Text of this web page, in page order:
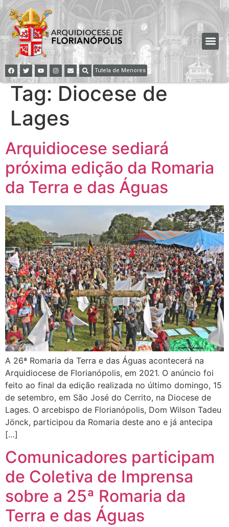
Tutela de Menores
Tag: Diocese de
Lages
Arquidiocese sediará
próxima edição da Romaria
da Terra e das Águas
A 26ª Romaria da Terra e das Águas acontecerá na
Arquidiocese de Florianópolis, em 2021. O anúncio foi
feito ao final da edição realizada no último domingo, 15
de setembro, em São José do Cerrito, na Diocese de
Lages. O arcebispo de Florianópolis, Dom Wilson Tadeu
Jönck, participou da Romaria deste ano e já antecipa
[…]
Comunicadores participam
de Coletiva de Imprensa
sobre a 25ª Romaria da
Terra e das Águas